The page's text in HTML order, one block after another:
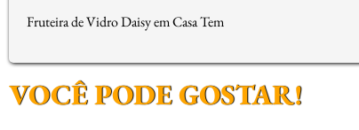
Fruteira de Vidro Daisy em Casa Tem
VOCÊ PODE GOSTAR!